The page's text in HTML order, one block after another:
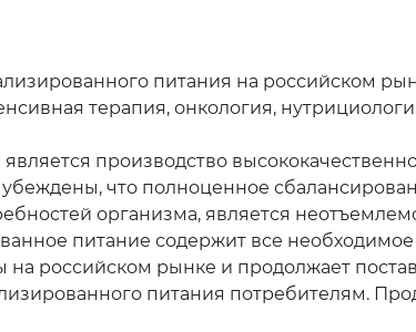
питания на российском
терапия, онкология,
производство
что полноценное
организма, является
питание содержит все
на российском рынке и продолжает
питания потребителям.